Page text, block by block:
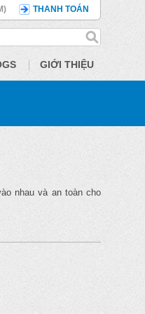
THANH TOÁN
GIỚI THIỆU
nhau và an toàn cho